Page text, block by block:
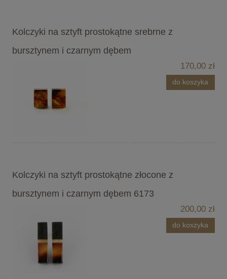
Kolczyki na sztyft prostokątne srebrne z
bursztynem i czarnym dębem
170,00 zł
do koszyka
Kolczyki na sztyft prostokątne złocone z
bursztynem i czarnym dębem 6173
200,00 zł
do koszyka